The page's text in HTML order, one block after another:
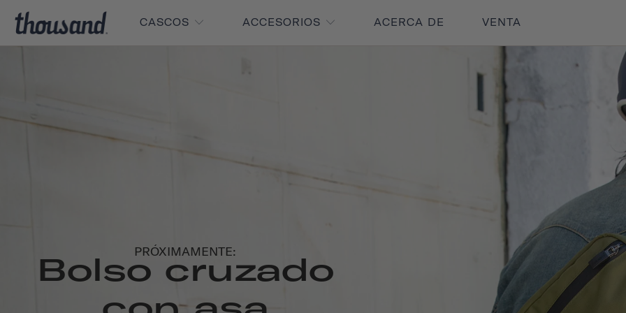
CASCOS ACCESORIOS ACERCA DE VENTA
PRÓXIMAMENTE:
Bolso cruzado